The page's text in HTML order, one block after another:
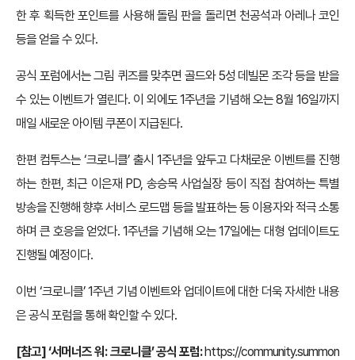
한 후 획득한 포인트를 사용해 돌림 판을 돌리면 천공석과 아레나 코인
등을 얻을 수 있다.
공식 포럼에서는 그림 퀴즈를 맞추면 골드와 5성 데빌몬 조각 등을 받을
수 있는 이벤트가 열린다. 이 외에도 1주년을 기념해 오는 8월 16일까지
매일 새로운 아이템 쿠폰이 지급된다.
한편 컴투스는 ‘크로니클’ 출시 1주년을 앞두고 다채로운 이벤트를 진행
하는 한편, 최근 이은재 PD, 송승목 사업실장 등이 직접 참여하는 특별
방송을 진행해 향후 서비스 로드맵 등을 발표하는 등 이용자와 적극 소통
하며 큰 호응을 얻었다. 1주년을 기념해 오는 17일에는 대형 업데이트도
진행될 예정이다.
이번 ‘크로니클’ 1주년 기념 이벤트와 업데이트에 대한 더욱 자세한 내용
은 공식 포럼을 통해 확인할 수 있다.
[참고] ‘서머너즈 워: 크로니클’ 공식 포럼:https://community.summon